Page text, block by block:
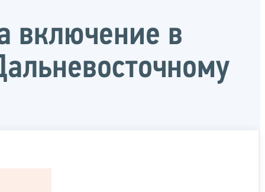
включение в